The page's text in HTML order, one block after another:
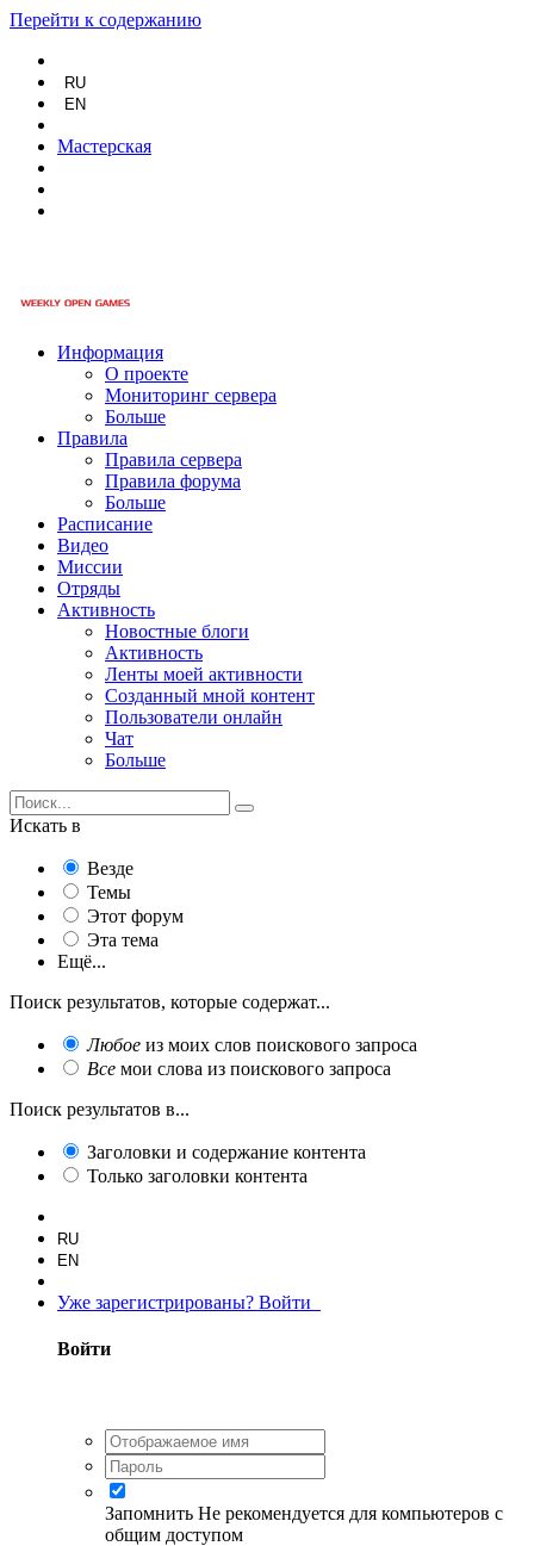
Перейти к содержанию
RU
EN
Мастерская
Информация
О проекте
Мониторинг сервера
Больше
Правила
Правила сервера
Правила форума
Больше
Расписание
Видео
Миссии
Отряды
Активность
Новостные блоги
Активность
Ленты моей активности
Созданный мной контент
Пользователи онлайн
Чат
Больше
Искать в
Везде
Темы
Этот форум
Эта тема
Ещё...
Поиск результатов, которые содержат...
Любое из моих слов поискового запроса
Все мои слова из поискового запроса
Поиск результатов в...
Заголовки и содержание контента
Только заголовки контента
RU
EN
Уже зарегистрированы? Войти
Войти
Запомнить Не рекомендуется для компьютеров с
общим доступом